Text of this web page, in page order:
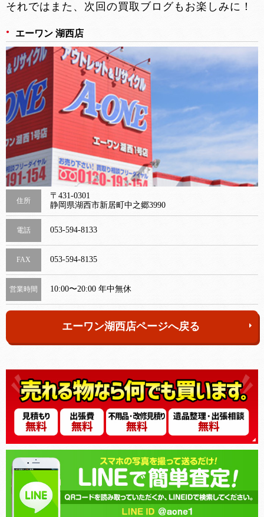
それではまた、次回の買取ブログもお楽しみに！
エーワン 湖西店
住所
〒431-0301
静岡県湖西市新居町中之郷3990
電話 053-594-8133
FAX 053-594-8135
営業時間 10:00〜20:00 年中無休
エーワン湖西店ページへ戻る